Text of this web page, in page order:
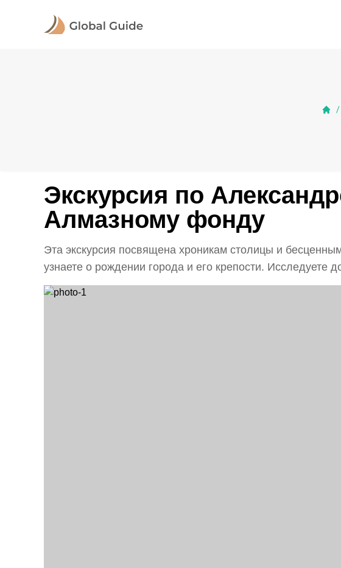
/
Экскурсия по
Алмазному фонду
Эта экскурсия посвящена хроникам столицы и
узнаете о рождении города и его крепости. Исследуете